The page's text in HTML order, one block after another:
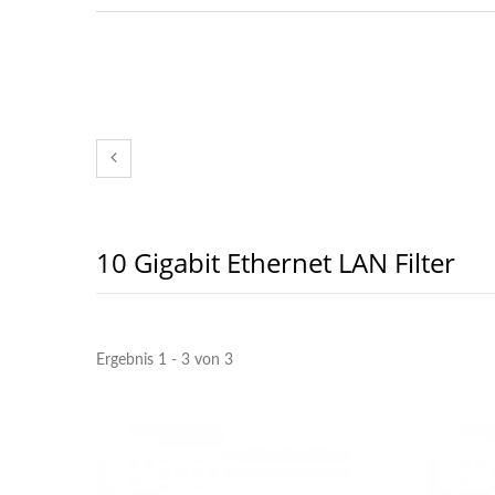
10 Gigabit Ethernet LAN Filter
Ergebnis 1 - 3 von 3